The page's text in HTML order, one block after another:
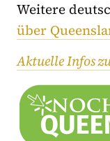
Weitere
über
Aktuelle Infos